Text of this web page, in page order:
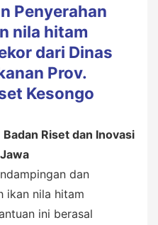
Penyerahan
nila hitam
dari Dinas
Prov.
Kesongo
Badan Riset dan Inovasi
dan
ikan nila hitam
ini berasal